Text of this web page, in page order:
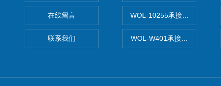
在线留言
联系我们
WOL-10255承接清远电子
WOL-W401承接食品QS认